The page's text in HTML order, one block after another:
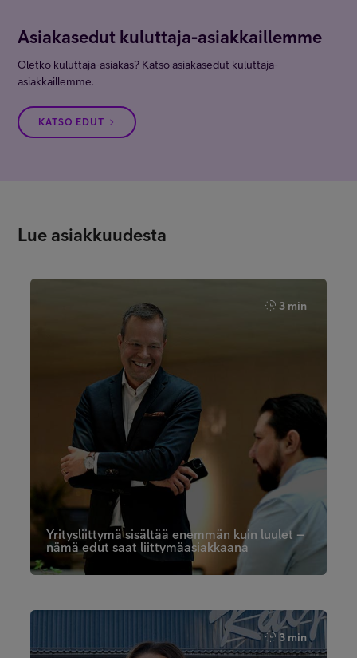
Asiakasedut kuluttaja-asiakkaillemme
Oletko kuluttaja-asiakas? Katso asiakasedut kuluttaja-
asiakkaillemme.
KATSO EDUT
Lue asiakkuudesta
3 min
Yritysliittymä sisältää enemmän kuin luulet –
nämä edut saat liittymäasiakkaana
3 min